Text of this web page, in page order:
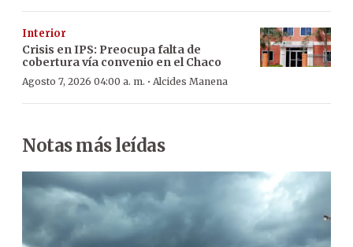
Interior
Crisis en IPS: Preocupa falta de
cobertura vía convenio en el Chaco
Agosto 7, 2026 04:00 a. m. · Alcides Manena
Notas más leídas